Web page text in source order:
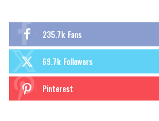
235.7k Fans
69.7k Followers
Pinterest